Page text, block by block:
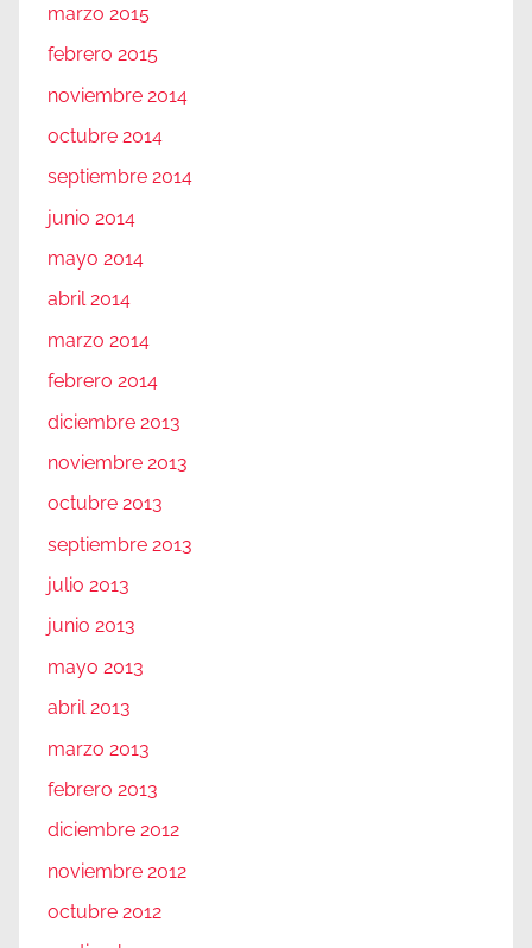
marzo 2015
febrero 2015
noviembre 2014
octubre 2014
septiembre 2014
junio 2014
mayo 2014
abril 2014
marzo 2014
febrero 2014
diciembre 2013
noviembre 2013
octubre 2013
septiembre 2013
julio 2013
junio 2013
mayo 2013
abril 2013
marzo 2013
febrero 2013
diciembre 2012
noviembre 2012
octubre 2012